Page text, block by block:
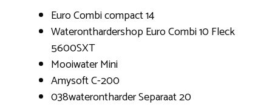
Euro Combi compact 14
Wateronthardershop Euro Combi 10 Fleck
5600SXT
Mooiwater Mini
Amysoft C-200
038waterontharder Separaat 20